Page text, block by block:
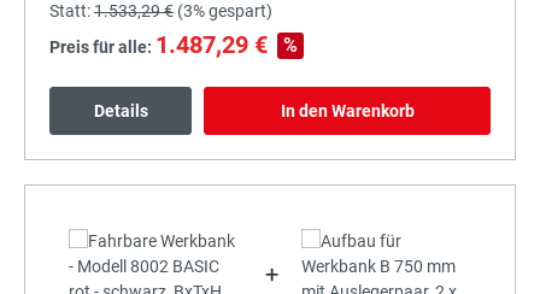
Statt:1.533,29 € (3%gespart)
Preis für alle: 1.487,29 € %
Details In den Warenkorb
+